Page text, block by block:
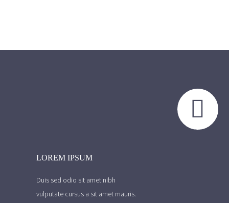


LOREM IPSUM
Duis sed odio sit amet nibh
vulputate cursus a sit amet mauris.